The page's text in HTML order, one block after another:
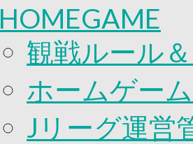
HOMEGAME
観戦ルール
ホームゲー
Jリーグ運営